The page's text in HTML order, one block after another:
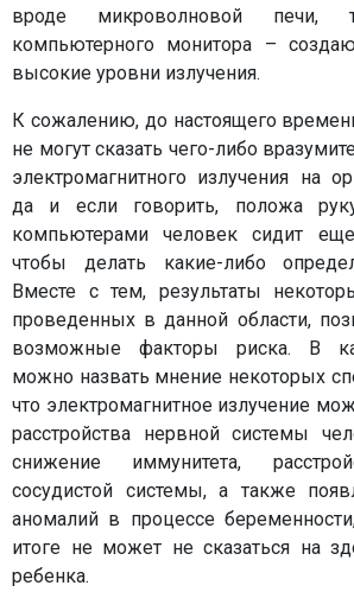
вроде микроволновой печи,
компьютерного монитора –
высокие уровни излучения.
К сожалению, до настоящего
не могут сказать чего-либо
электромагнитного излучения на
да и если говорить, положа
компьютерами человек сидит
чтобы делать какие-либо
Вместе с тем, результаты
проведенных в данной области,
возможные факторы риска. В
можно назвать мнение некоторых
что электромагнитное излучение
расстройства нервной системы
снижение иммунитета,
сосудистой системы, а также
аномалий в процессе
итоге не может не сказаться на
ребенка.